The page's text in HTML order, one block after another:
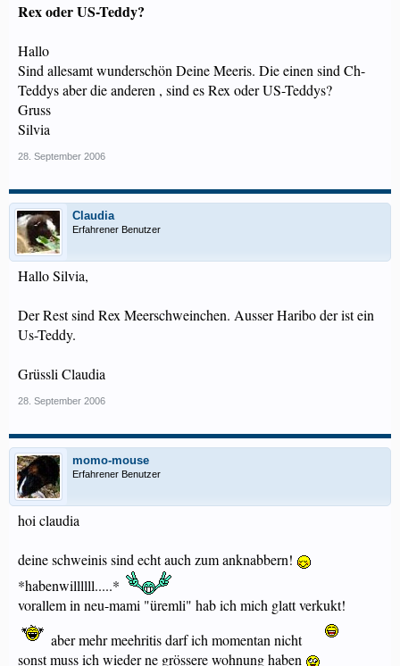
Rex oder US-Teddy?
Hallo
Sind allesamt wunderschön Deine Meeris. Die einen sind Ch-
Teddys aber die anderen , sind es Rex oder US-Teddys?
Gruss
Silvia
28. September 2006
Claudia
Erfahrener Benutzer
Hallo Silvia,
Der Rest sind Rex Meerschweinchen. Ausser Haribo der ist ein
Us-Teddy.
Grüssli Claudia
28. September 2006
momo-mouse
Erfahrener Benutzer
hoi claudia
deine schweinis sind echt auch zum anknabbern!
*habenwillllll.....*
vorallem in neu-mami "üremli" hab ich mich glatt verkukt!
aber mehr meehritis darf ich momentan nicht
sonst muss ich wieder ne grössere wohnung haben